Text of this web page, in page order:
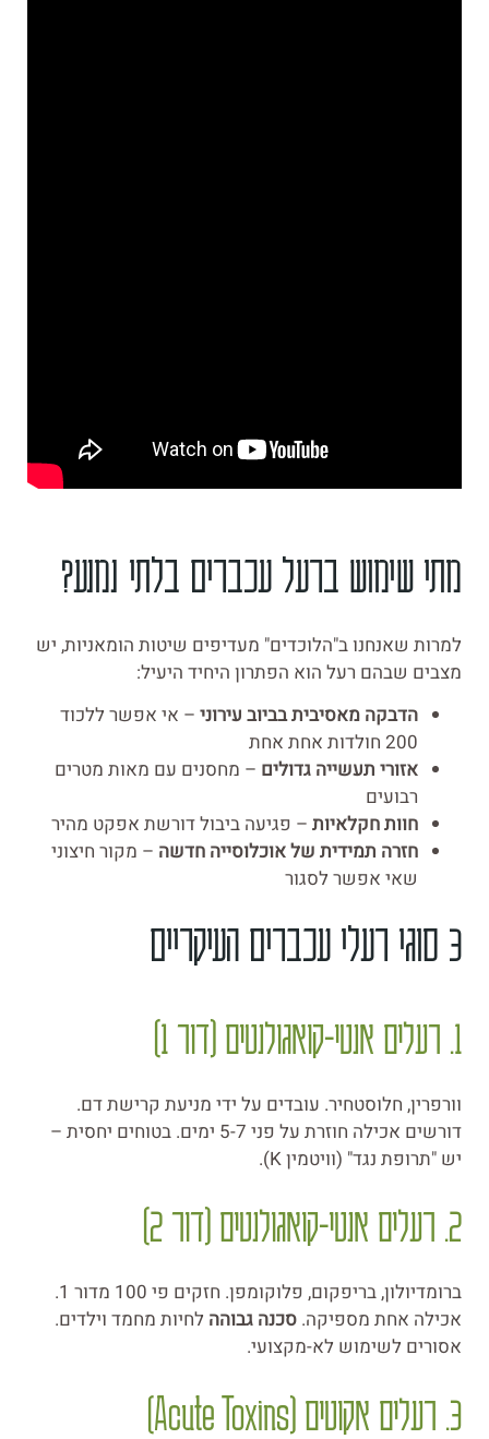
מתי שימוש ברעל עכברים בלתי נמנע?
למרות שאנחנו ב"הלוכדים" מעדיפים שיטות הומאניות, יש
מצבים שבהם רעל הוא הפתרון היחיד היעיל:
הדבקה מאסיבית בביוב עירוני – אי אפשר ללכוד
200 חולדות אחת אחת
אזורי תעשייה גדולים – מחסנים עם מאות מטרים
רבועים
חוות חקלאיות – פגיעה ביבול דורשת אפקט מהיר
חזרה תמידית של אוכלוסייה חדשה – מקור חיצוני
שאי אפשר לסגור
3 סוגי רעלי עכברים העיקריים
1. רעלים אנטי-קואגולנטים (דור 1)
וורפרין, חלוסטחיר. עובדים על ידי מניעת קרישת דם.
דורשים אכילה חוזרת על פני 5-7 ימים. בטוחים יחסית –
יש "תרופת נגד" (וויטמין K).
2. רעלים אנטי-קואגולנטים (דור 2)
ברומדיולון, בריפקום, פלוקומפן. חזקים פי 100 מדור 1.
אכילה אחת מספיקה. סכנה גבוהה לחיות מחמד וילדים.
אסורים לשימוש לא-מקצועי.
3. רעלים אקוטים (Acute Toxins)